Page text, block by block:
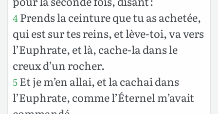
4Prends la ceinture que tu as achetée,
qui est sur tes reins, et lève-toi, va vers
l’Euphrate, et là, cache-la dans le
creux d’un rocher.
5Et je m’en allai, et la cachai dans
l’Euphrate, comme l’Éternel m’avait